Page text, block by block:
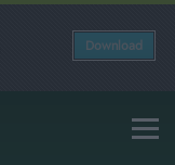
Download